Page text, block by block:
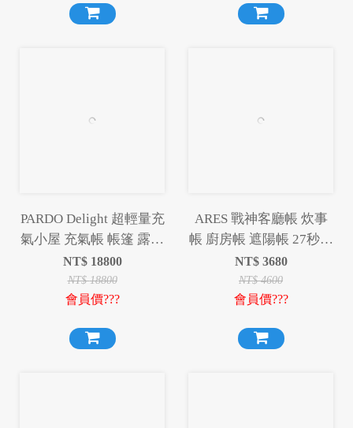
PARDO Delight 超輕量充
氣小屋 充氣帳 帳篷 露營
帳篷 露營
NT$ 18800
NT$18800
會員價???
ARES 戰神客廳帳 炊事
帳 廚房帳 遮陽帳 27秒帳
快速帳 速開帳 戰神
ARES
NT$ 3680
NT$4600
會員價???